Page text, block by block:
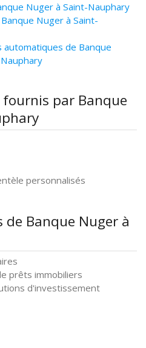
Nuger à Saint-Nauphary
Nuger à Saint-
de Banque
fournis par Banque
personnalisés
Banque Nuger à
prêts immobiliers
d'investissement